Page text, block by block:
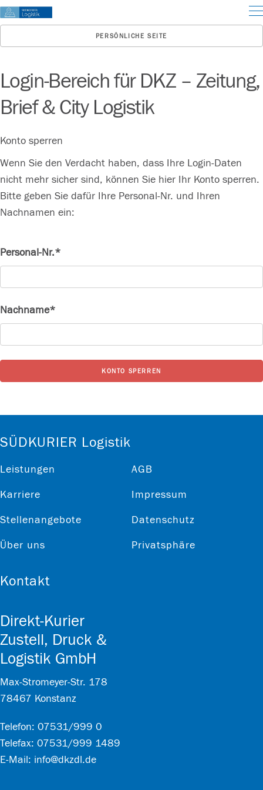
PERSÖNLICHE SEITE
Login-Bereich für DKZ – Zeitung,
Brief & City Logistik
Konto sperren
Wenn Sie den Verdacht haben, dass Ihre Login-Daten
nicht mehr sicher sind, können Sie hier Ihr Konto sperren.
Bitte geben Sie dafür Ihre Personal-Nr. und Ihren
Nachnamen ein:
Personal-Nr.*
Nachname*
KONTO SPERREN
SÜDKURIER Logistik
Leistungen
Karriere
Stellenangebote
Über uns
AGB
Impressum
Datenschutz
Privatsphäre
Kontakt
Direkt-Kurier
Zustell, Druck &
Logistik GmbH
Max-Stromeyer-Str. 178
78467 Konstanz
Telefon: 07531/999 0
Telefax: 07531/999 1489
E-Mail: info@dkzdl.de